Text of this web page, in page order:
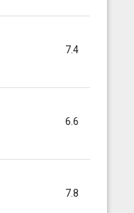
7.4
6.6
7.8